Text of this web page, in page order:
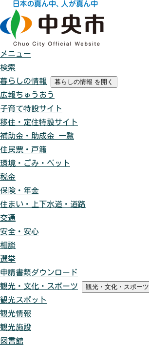
メニュー
検索
暮らしの情報
暮らしの情報 を開く
広報ちゅうおう
子育て特設サイト
移住・定住特設サイト
補助金・助成金 一覧
住民票・戸籍
環境・ごみ・ペット
税金
保険・年金
住まい・上下水道・道路
交通
安全・安心
相談
選挙
申請書類ダウンロード
観光・文化・スポーツ
観光・文化・スポーツ
観光スポット
観光情報
観光施設
図書館